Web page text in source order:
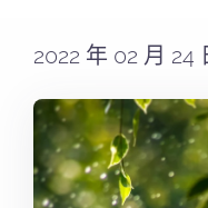
2022 年 02 月 24